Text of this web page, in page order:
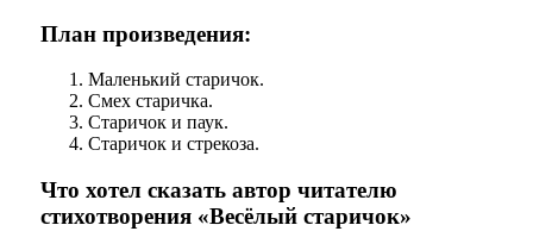
План произведения:
Маленький старичок.
Смех старичка.
Старичок и паук.
Старичок и стрекоза.
Что хотел сказать автор читателю
стихотворения «Весёлый старичок»